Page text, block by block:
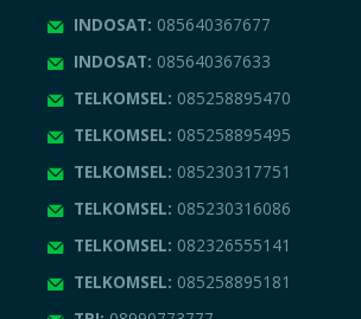
INDOSAT: 085640367677
INDOSAT: 085640367633
TELKOMSEL: 085258895470
TELKOMSEL: 085258895495
TELKOMSEL: 085230317751
TELKOMSEL: 085230316086
TELKOMSEL: 082326555141
TELKOMSEL: 085258895181